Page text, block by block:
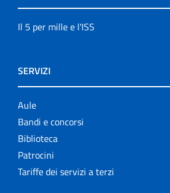
Il 5 per mille e l'ISS
SERVIZI
Aule
Bandi e concorsi
Biblioteca
Patrocini
Tariffe dei servizi a terzi